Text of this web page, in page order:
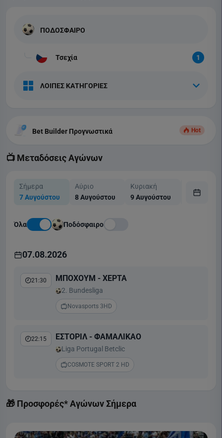
ΠΟΔΟΣΦΑΙΡΟ
Τσεχία 1
ΛΟΙΠΕΣ ΚΑΤΗΓΟΡΙΕΣ
Bet Builder Προγνωστικά Hot
📺 Μεταδόσεις Αγώνων
Σήμερα
7 Αυγούστου
Αύριο
8 Αυγούστου
Κυριακή
9 Αυγούστου
10
Όλα Ποδόσφαιρο
07.08.2026
21:30 ΜΠΟΧΟΥΜ - ΧΕΡΤΑ
2. Bundesliga
Novasports 3HD
22:15 ΕΣΤΟΡΙΛ - ΦΑΜΑΛΙΚΑΟ
Liga Portugal Betclic
COSMOTE SPORT 2 HD
🎁 Προσφορές* Αγώνων Σήμερα